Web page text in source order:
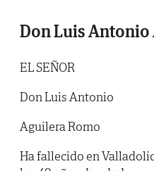
Don Luis Antonio
EL SEÑOR
Don Luis Antonio
Aguilera Romo
Ha fallecido en